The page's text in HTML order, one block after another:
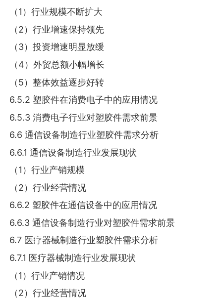
（1）行业规模不断扩大
（2）行业增速保持领先
（3）投资增速明显放缓
（4）外贸总额小幅增长
（5）整体效益逐步好转
6.5.2 塑胶件在消费电子中的应用情况
6.5.3 消费电子行业对塑胶件需求前景
6.6 通信设备制造行业塑胶件需求分析
6.6.1 通信设备制造行业发展现状
（1）行业产销规模
（2）行业经营情况
6.6.2 塑胶件在通信设备中的应用情况
6.6.3 通信设备制造行业对塑胶件需求前景
6.7 医疗器械制造行业塑胶件需求分析
6.7.1 医疗器械制造行业发展现状
（1）行业产销情况
（2）行业经营情况